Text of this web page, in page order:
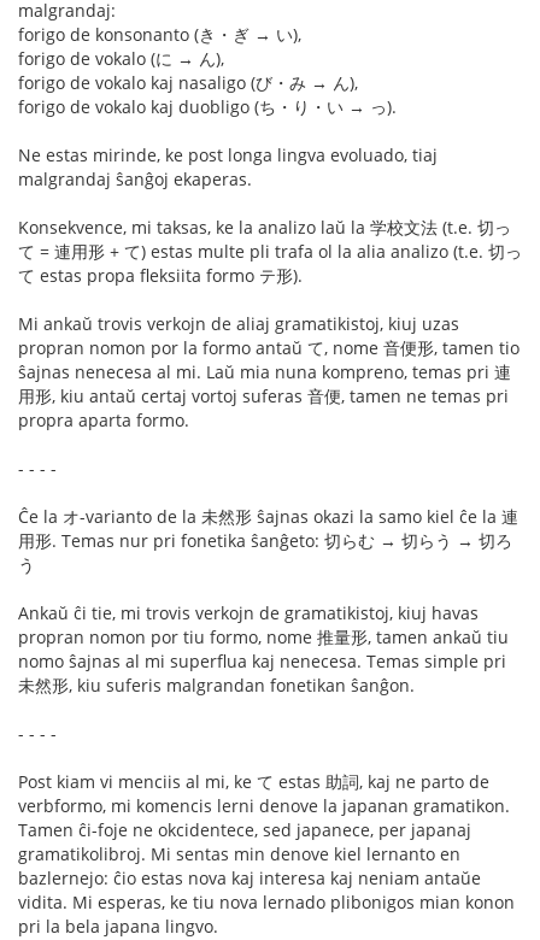
malgrandaj:
forigo de konsonanto (き・ぎ → い),
forigo de vokalo (に → ん),
forigo de vokalo kaj nasaligo (び・み → ん),
forigo de vokalo kaj duobligo (ち・り・い → っ).
Ne estas mirinde, ke post longa lingva evoluado, tiaj
malgrandaj ŝanĝoj ekaperas.
Konsekvence, mi taksas, ke la analizo laŭ la 学校文法 (t.e. 切っ
て = 連用形 + て) estas multe pli trafa ol la alia analizo (t.e. 切っ
て estas propa fleksiita formo テ形).
Mi ankaŭ trovis verkojn de aliaj gramatikistoj, kiuj uzas
propran nomon por la formo antaŭ て, nome 音便形, tamen tio
ŝajnas nenecesa al mi. Laŭ mia nuna kompreno, temas pri 連
用形, kiu antaŭ certaj vortoj suferas 音便, tamen ne temas pri
propra aparta formo.
- - - -
Ĉe la オ-varianto de la 未然形 ŝajnas okazi la samo kiel ĉe la 連
用形. Temas nur pri fonetika ŝanĝeto: 切らむ → 切らう → 切ろ
う
Ankaŭ ĉi tie, mi trovis verkojn de gramatikistoj, kiuj havas
propran nomon por tiu formo, nome 推量形, tamen ankaŭ tiu
nomo ŝajnas al mi superflua kaj nenecesa. Temas simple pri
未然形, kiu suferis malgrandan fonetikan ŝanĝon.
- - - -
Post kiam vi menciis al mi, ke て estas 助詞, kaj ne parto de
verbformo, mi komencis lerni denove la japanan gramatikon.
Tamen ĉi-foje ne okcidentece, sed japanece, per japanaj
gramatikolibroj. Mi sentas min denove kiel lernanto en
bazlernejo: ĉio estas nova kaj interesa kaj neniam antaŭe
vidita. Mi esperas, ke tiu nova lernado plibonigos mian konon
pri la bela japana lingvo.